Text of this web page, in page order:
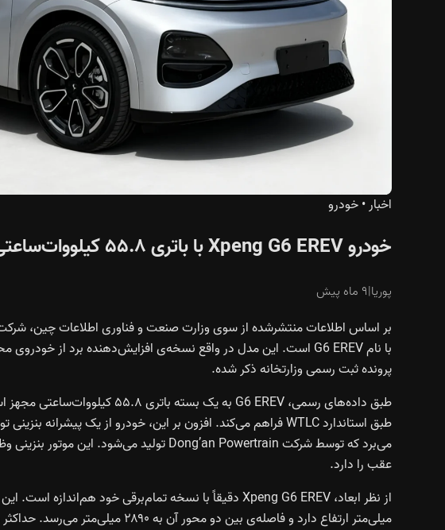
اخبار•خودرو
خودرو Xpeng G6 EREV با باتری ۵۵.۸ کیلووات‌ساعتی و موتور ۱.۵ لیتری در راه است
پوریا|۹ ماه پیش
پرونده ثبت رسمی وزارتخانه ذکر شده.
عقب را دارد.
میلی‌متر ارتفاع دارد و فاصله‌ی بین دو محور آن به ۲۸۹۰ میلی‌متر می‌رسد. حداکثر سرعت خودرو ۲۰۲ کیلومتر بر ساعت اعلام شده.